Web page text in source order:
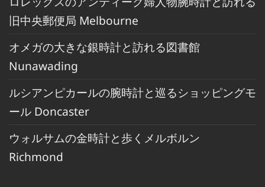
旧中央郵便局 Melbourne
オメガの大きな銀時計と訪れる図書館
Nunawading
ルシアンピカールの腕時計と巡るショッピングモ
ール Doncaster
ウォルサムの金時計と歩くメルボルン
Richmond